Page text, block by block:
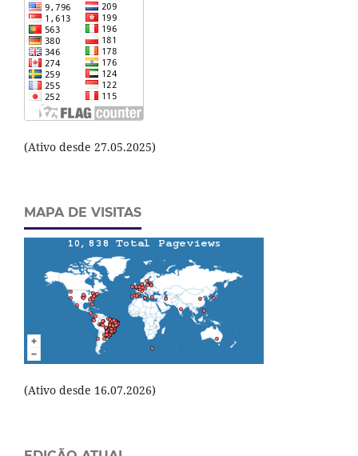
(Ativo desde 27.05.2025)
MAPA DE VISITAS
(Ativo desde 16.07.2026)